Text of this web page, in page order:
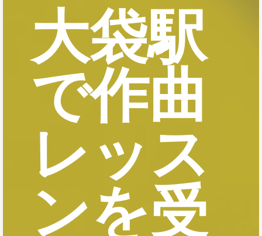
大袋駅
で作曲
レッス
ンを受